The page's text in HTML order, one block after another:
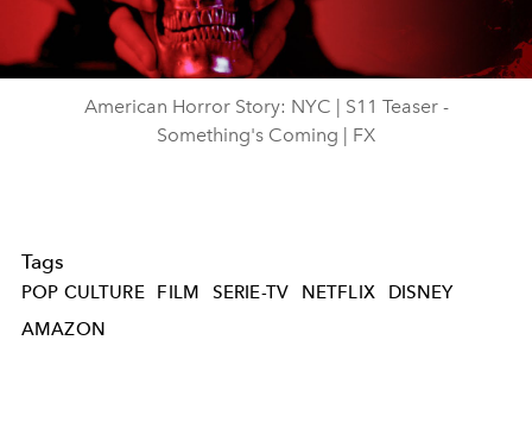
Video
American Horror Story: NYC | S11 Teaser -
Something's Coming | FX
Tags
POP CULTURE FILM SERIE-TV NETFLIX
DISNEY
AMAZON